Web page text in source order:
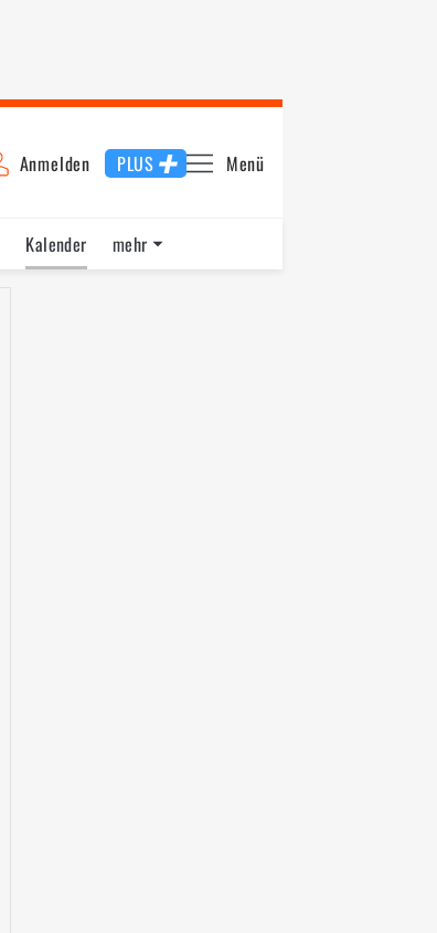
Anmelden PLUS Menü
Kalender
mehr